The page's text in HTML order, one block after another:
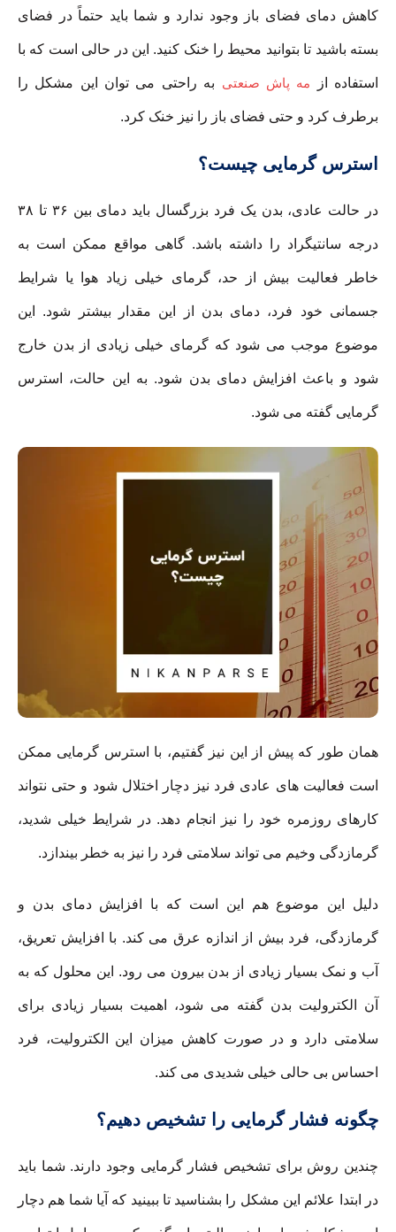
کاهش دمای فضای باز وجود ندارد و شما باید حتماً در فضای
بسته باشید تا بتوانید محیط را خنک کنید. این در حالی است که با
استفاده از مه پاش صنعتی به راحتی می توان این مشکل را
برطرف کرد و حتی فضای باز را نیز خنک کرد.
استرس گرمایی چیست؟
در حالت عادی، بدن یک فرد بزرگسال باید دمای بین ۳۶ تا ۳۸
درجه سانتیگراد را داشته باشد. گاهی مواقع ممکن است به
خاطر فعالیت بیش از حد، گرمای خیلی زیاد هوا یا شرایط
جسمانی خود فرد، دمای بدن از این مقدار بیشتر شود. این
موضوع موجب می شود که گرمای خیلی زیادی از بدن خارج
شود و باعث افزایش دمای بدن شود. به این حالت، استرس
گرمایی گفته می شود.
همان طور که پیش از این نیز گفتیم، با استرس گرمایی ممکن
است فعالیت های عادی فرد نیز دچار اختلال شود و حتی نتواند
کارهای روزمره خود را نیز انجام دهد. در شرایط خیلی شدید،
گرمازدگی وخیم می تواند سلامتی فرد را نیز به خطر بیندازد.
دلیل این موضوع هم این است که با افزایش دمای بدن و
گرمازدگی، فرد بیش از اندازه عرق می کند. با افزایش تعریق،
آب و نمک بسیار زیادی از بدن بیرون می رود. این محلول که به
آن الکترولیت بدن گفته می شود، اهمیت بسیار زیادی برای
سلامتی دارد و در صورت کاهش میزان این الکترولیت، فرد
احساس بی حالی خیلی شدیدی می کند.
چگونه فشار گرمایی را تشخیص دهیم؟
چندین روش برای تشخیص فشار گرمایی وجود دارند. شما باید
در ابتدا علائم این مشکل را بشناسید تا ببینید که آیا شما هم دچار